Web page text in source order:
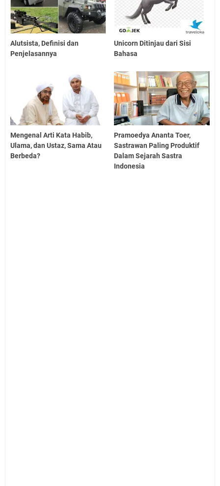
Alutsista, Definisi dan
Penjelasannya
Unicorn Ditinjau dari Sisi
Bahasa
Mengenal Arti Kata Habib,
Ulama, dan Ustaz, Sama Atau
Berbeda?
Pramoedya Ananta Toer,
Sastrawan Paling Produktif
Dalam Sejarah Sastra
Indonesia